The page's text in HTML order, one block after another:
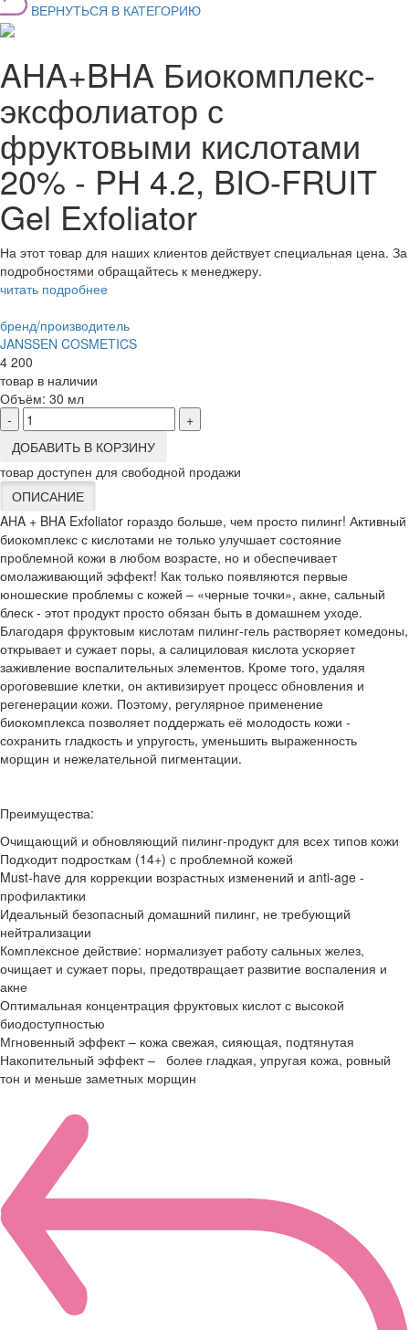
ВЕРНУТЬСЯ В КАТЕГОРИЮ
AHA+BHA Биокомплекс-
эксфолиатор с
фруктовыми кислотами
20% - PH 4.2, BIO-FRUIT
Gel Exfoliator
На этот товар для наших клиентов действует специальная цена. За
подробностями обращайтесь к менеджеру.
читать подробнее
бренд/производитель
JANSSEN COSMETICS
4 200
товар в наличии
Объём: 30 мл
-
+
ДОБАВИТЬ В КОРЗИНУ
товар доступен для свободной продажи
ОПИСАНИЕ
AHA + BHA Exfoliator гораздо больше, чем просто пилинг! Активный
биокомплекс с кислотами не только улучшает состояние
проблемной кожи в любом возрасте, но и обеспечивает
омолаживающий эффект! Как только появляются первые
юношеские проблемы с кожей – «черные точки», акне, сальный
блеск - этот продукт просто обязан быть в домашнем уходе.
Благодаря фруктовым кислотам пилинг-гель растворяет комедоны,
открывает и сужает поры, а салициловая кислота ускоряет
заживление воспалительных элементов. Кроме того, удаляя
ороговевшие клетки, он активизирует процесс обновления и
регенерации кожи. Поэтому, регулярное применение
биокомплекса позволяет поддержать её молодость кожи -
сохранить гладкость и упругость, уменьшить выраженность
морщин и нежелательной пигментации.
Преимущества:
Очищающий и обновляющий пилинг-продукт для всех типов кожи
Подходит подросткам (14+) с проблемной кожей
Must-have для коррекции возрастных изменений и anti-age -
профилактики
Идеальный безопасный домашний пилинг, не требующий
нейтрализации
Комплексное действие: нормализует работу сальных желез,
очищает и сужает поры, предотвращает развитие воспаления и
акне
Оптимальная концентрация фруктовых кислот с высокой
биодоступностью
Мгновенный эффект – кожа свежая, сияющая, подтянутая
Накопительный эффект – более гладкая, упругая кожа, ровный
тон и меньше заметных морщин